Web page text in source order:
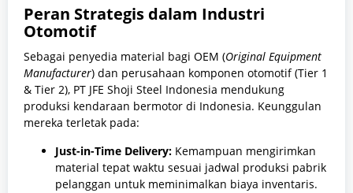
Peran Strategis dalam Industri
Otomotif
Sebagai penyedia material bagi OEM (Original Equipment
Manufacturer) dan perusahaan komponen otomotif (Tier 1
& Tier 2), PT JFE Shoji Steel Indonesia mendukung
produksi kendaraan bermotor di Indonesia. Keunggulan
mereka terletak pada:
Just-in-Time Delivery: Kemampuan mengirimkan
material tepat waktu sesuai jadwal produksi pabrik
pelanggan untuk meminimalkan biaya inventaris.